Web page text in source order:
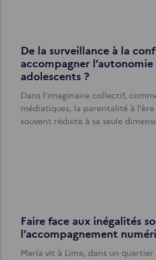
De la surveillance à la
accompagner
adolescents ?
Dans l’imaginaire collectif,
médiatiques, la parentalité à
souvent réduite à sa seule
Faire face aux inégalités
l’accompagnement
María vit à Lima, dans un